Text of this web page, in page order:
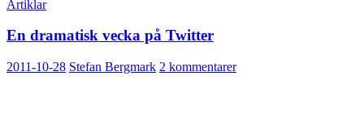
Artiklar
En dramatisk vecka på Twitter
2011-10-28 Stefan Bergmark 2 kommentarer